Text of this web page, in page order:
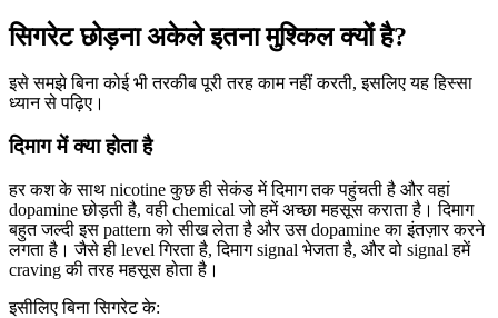
सिगरेट छोड़ना अकेले इतना मुश्किल क्यों है?
इसे समझे बिना कोई भी तरकीब पूरी तरह काम नहीं करती, इसलिए यह हिस्सा
ध्यान से पढ़िए।
दिमाग में क्या होता है
हर कश के साथ nicotine कुछ ही सेकंड में दिमाग तक पहुंचती है और वहां
dopamine छोड़ती है, वही chemical जो हमें अच्छा महसूस कराता है। दिमाग
बहुत जल्दी इस pattern को सीख लेता है और उस dopamine का इंतज़ार करने
लगता है। जैसे ही level गिरता है, दिमाग signal भेजता है, और वो signal हमें
craving की तरह महसूस होता है।
इसीलिए बिना सिगरेट के: